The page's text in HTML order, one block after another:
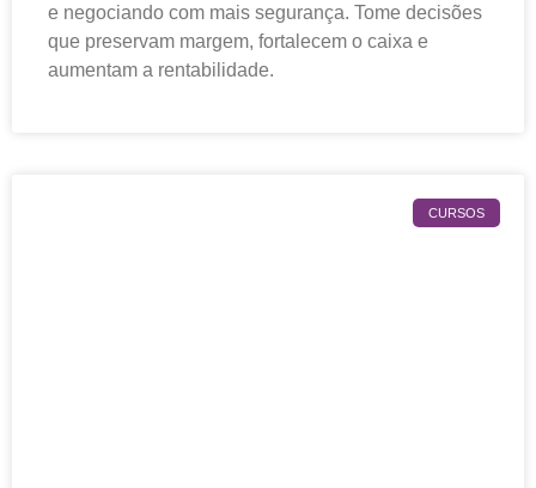
e negociando com mais segurança. Tome decisões
que preservam margem, fortalecem o caixa e
aumentam a rentabilidade.
CURSOS